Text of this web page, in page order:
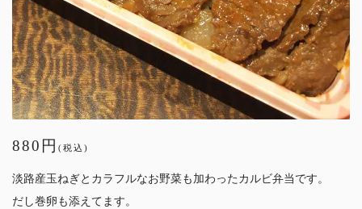
880円 (税込)
淡路産玉ねぎとカラフルなお野菜も加わったカルビ弁当です。
だし巻卵も添えてます。